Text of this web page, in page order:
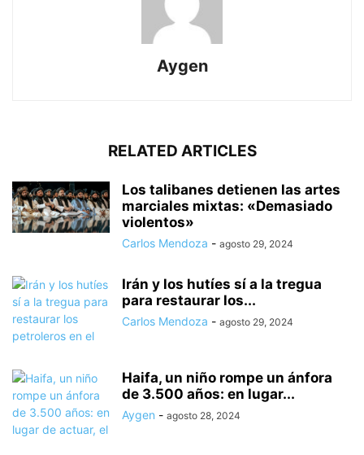
Aygen
RELATED ARTICLES
Los talibanes detienen las artes
marciales mixtas: «Demasiado
violentos»
Carlos Mendoza - agosto 29, 2024
Irán y los hutíes sí a la tregua
para restaurar los...
Carlos Mendoza - agosto 29, 2024
Haifa, un niño rompe un ánfora
de 3.500 años: en lugar...
Aygen - agosto 28, 2024